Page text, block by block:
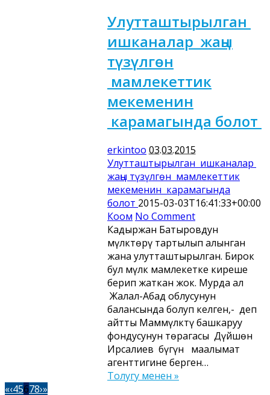
Улутташтырылган
ишканалар жаңы
түзүлгөн
мамлекеттик
мекеменин
карамагында болот
erkintoo 03.03.2015
Улутташтырылган ишканалар
жаңы түзүлгөн мамлекеттик
мекеменин карамагында
болот 2015-03-03T16:41:33+00:00
Коом No Comment
Кадыржан Батыровдун
мүлктөрү тартылып алынган
жана улутташтырылган. Бирок
бул мүлк мамлекетке киреше
берип жаткан жок. Мурда ал
Жалал-Абад облусунун
балансында болуп келген,- деп
айтты Маммүлктү башкаруу
фондусунун төрагасы Дүйшөн
Ирсалиев бүгүн маалымат
агенттигине берген…
Толугу менен »
«‹45678›»